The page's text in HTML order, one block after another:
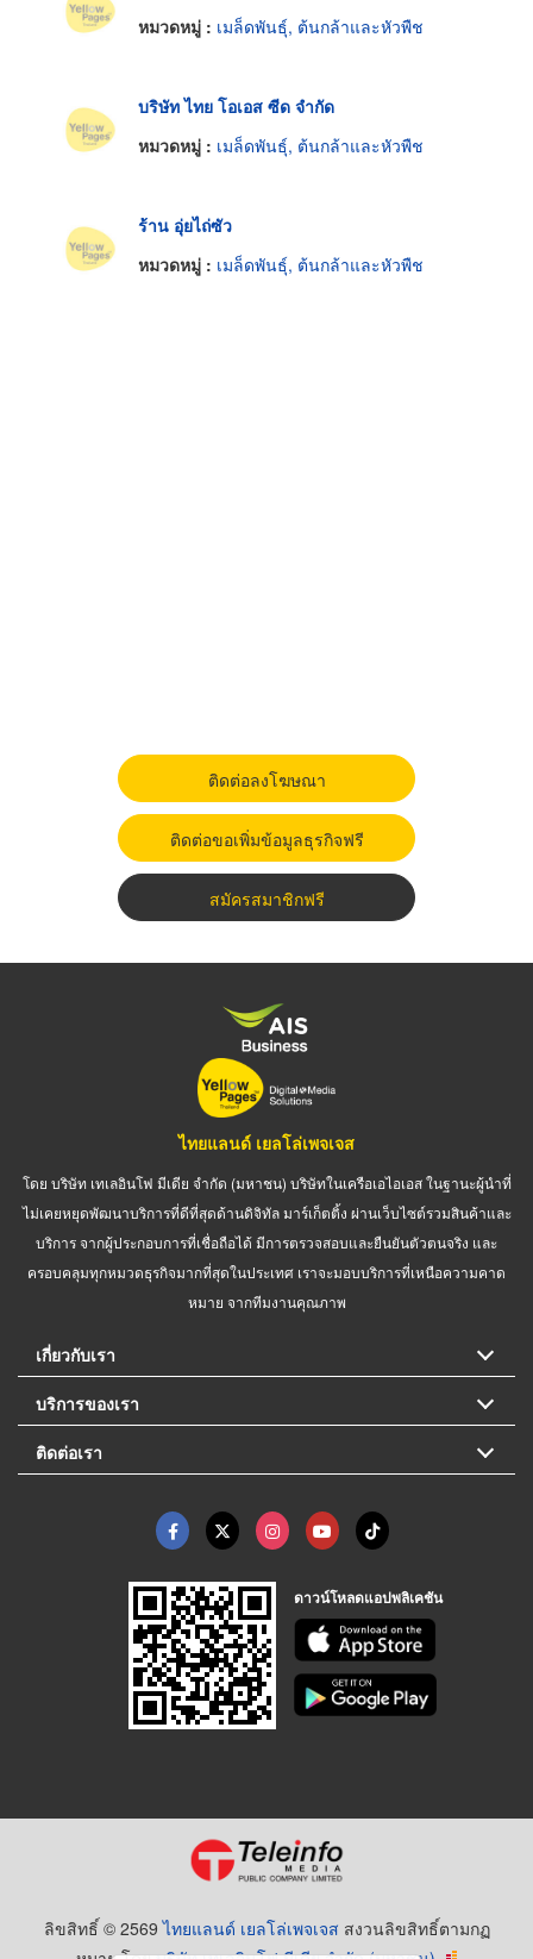
หมวดหมู่ : เมล็ดพันธุ์, ต้นกล้าและหัวพืช
บริษัท ไทย โอเอส ซีด จำกัด
หมวดหมู่ : เมล็ดพันธุ์, ต้นกล้าและหัวพืช
ร้าน อุ่ยไถ่ซัว
หมวดหมู่ : เมล็ดพันธุ์, ต้นกล้าและหัวพืช
ติดต่อลงโฆษณา
ติดต่อขอเพิ่มข้อมูลธุรกิจฟรี
สมัครสมาชิกฟรี
ไทยแลนด์ เยลโล่เพจเจส
โดย บริษัท เทเลอินโฟ มีเดีย จำกัด (มหาชน) บริษัทในเครือเอไอเอส ในฐานะผู้นำที่
ไม่เคยหยุดพัฒนาบริการที่ดีที่สุดด้านดิจิทัล มาร์เก็ตติ้ง ผ่านเว็บไซต์รวมสินค้าและ
บริการ จากผู้ประกอบการที่เชื่อถือได้ มีการตรวจสอบและยืนยันตัวตนจริง และ
ครอบคลุมทุกหมวดธุรกิจมากที่สุดในประเทศ เราจะมอบบริการที่เหนือความคาด
หมาย จากทีมงานคุณภาพ
เกี่ยวกับเรา
บริการของเรา
ติดต่อเรา
ดาวน์โหลดแอปพลิเคชัน
ลิขสิทธิ์ © 2569ไทยแลนด์ เยลโล่เพจเจส สงวนลิขสิทธิ์ตามกฏ